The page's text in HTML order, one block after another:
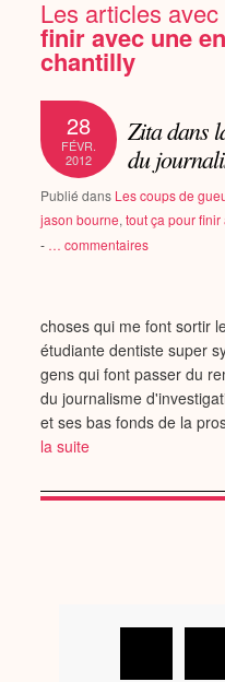
Les articles
finir avec une
chantilly
28
FÉVR.
2012
Zita dans la peau : la (Jason) Burne
du
Publié dans Les coups de
jason bourne,tout ça pour
- … commentaires
choses qui me font sortir
étudiante dentiste super
gens qui font passer du
du journalisme
et ses bas fonds de la
la suite